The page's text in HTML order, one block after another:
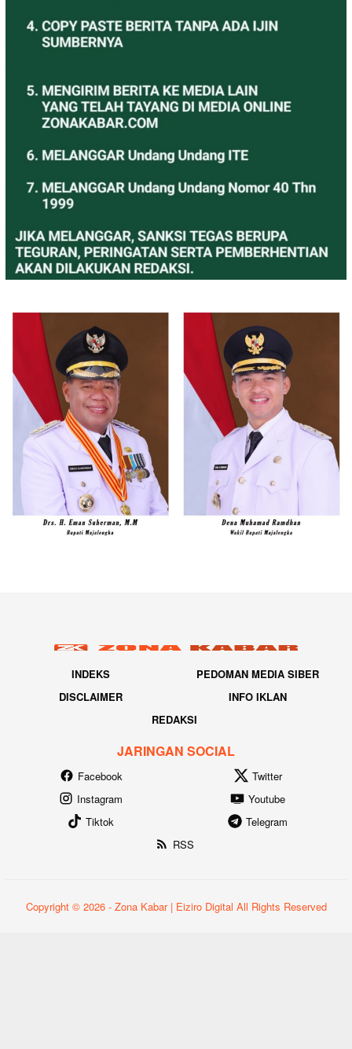
INDEKS
PEDOMAN MEDIA SIBER
DISCLAIMER
INFO IKLAN
REDAKSI
JARINGAN SOCIAL
Facebook
Twitter
Instagram
Youtube
Tiktok
Telegram
RSS
Copyright © 2026 - Zona Kabar | Eiziro Digital All Rights Reserved